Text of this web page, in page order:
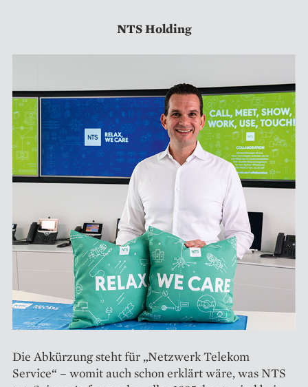
NTS Holding
Die Abkürzung steht für „Netzwerk Telekom
Service“ – womit auch schon erklärt wäre, was NTS